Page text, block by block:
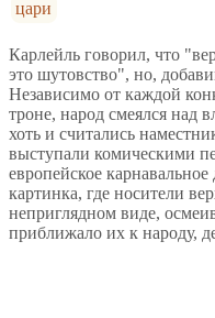
цари
Карлейль говорил, что
это шутовство", но,
Независимо от каждой
троне, народ смеялся над
хоть и считались
выступали комическими
европейское
картинка, где носители
неприглядном виде,
приближало их к народу,